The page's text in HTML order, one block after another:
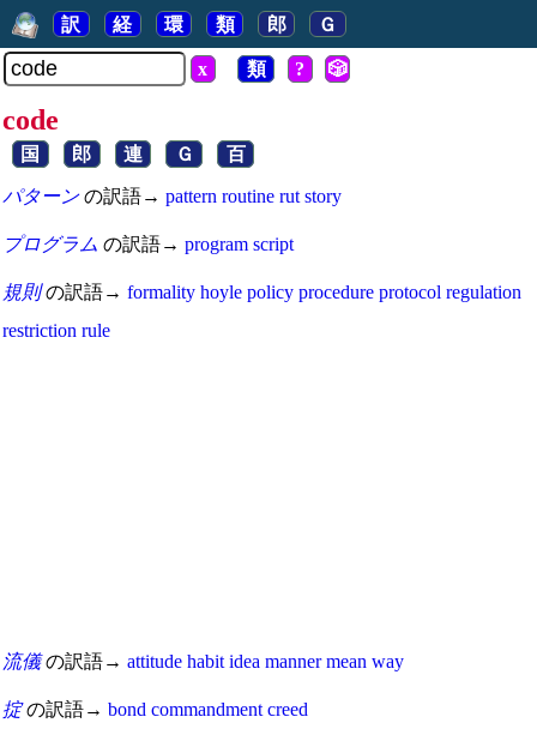
訳 経 環 類 郎 Ｇ
x 類 ? 🎲
code
国 郎 連 Ｇ 百
パターンの訳語→ pattern routine rut story
プログラム の訳語→ program script
規則の訳語→ formality hoyle policy procedure protocol regulation
restriction rule
流儀の訳語→ attitude habit idea manner mean way
掟の訳語→ bond commandment creed